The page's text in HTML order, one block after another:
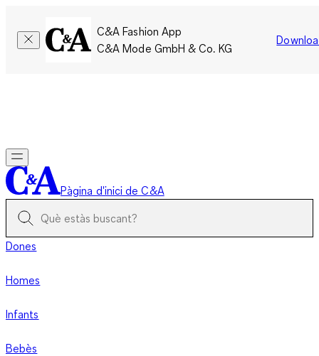
C&A Fashion App
C&A Mode GmbH & Co. KG
Pàgina d'inici de C&A
Dones
Homes
Infants
Bebès